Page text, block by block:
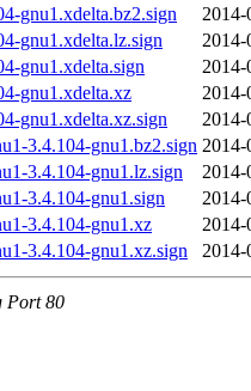
gnu1.xdelta.bz2.sign
2014-
gnu1.xdelta.lz.sign
2014-
gnu1.xdelta.sign
2014-
gnu1.xdelta.xz
2014-
gnu1.xdelta.xz.sign
2014-
3.4.104-gnu1.bz2.sign 2014-
3.4.104-gnu1.lz.sign
2014-
3.4.104-gnu1.sign
2014-
3.4.104-gnu1.xz
2014-
3.4.104-gnu1.xz.sign
2014-
Port 80